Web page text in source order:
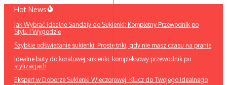
Przejdź
treści
Hot News
Jak Wybrać Idealne Sandały do Sukienki: Kompletny Przewodnik po
Stylu i Wygodzie
Szybkie odświeżanie sukienki: Proste triki, gdy nie masz czasu na pranie
Idealne buty do koralowej sukienki: kompleksowy przewodnik po
stylizacjach
Ekspert w Doborze Sukienki Wieczorowej: Klucz do Twojego Idealnego